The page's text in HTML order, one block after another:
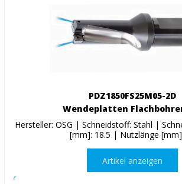
PDZ1850FS25M05-2D
Wendeplatten
Hersteller: OSG | Schneidstoff: Stahl |
[mm]: 18.5 | Nutzlänge
Artikel anzeigen